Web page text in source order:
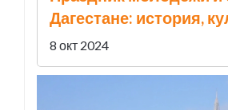
Дагестане: история,
современность
8 окт 2024